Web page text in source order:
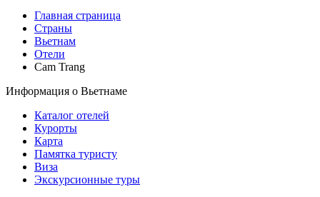
Главная страница
Cтраны
Вьетнам
Отели
Cam Trang
Информация о Вьетнаме
Каталог отелей
Курорты
Карта
Памятка туристу
Виза
Экскурсионные туры